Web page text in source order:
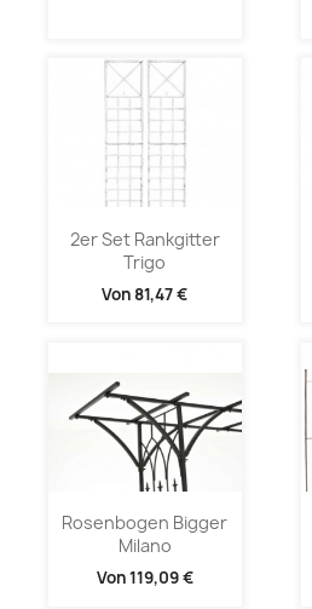
2er Set Rankgitter
Trigo
Von 81,47 €
Rosenbogen Bigger
Milano
Von119,09 €